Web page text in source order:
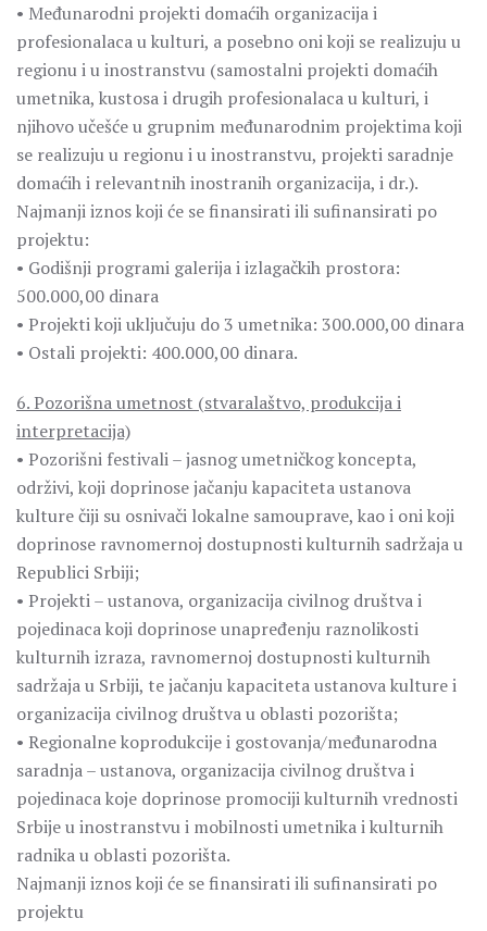
• Međunarodni projekti domaćih organizacija i
profesionalaca u kulturi, a posebno oni koji se realizuju u
regionu i u inostranstvu (samostalni projekti domaćih
umetnika, kustosa i drugih profesionalaca u kulturi, i
njihovo učešće u grupnim međunarodnim projektima koji
se realizuju u regionu i u inostranstvu, projekti saradnje
domaćih i relevantnih inostranih organizacija, i dr.).
Najmanji iznos koji će se finansirati ili sufinansirati po
projektu:
• Godišnji programi galerija i izlagačkih prostora:
500.000,00 dinara
• Projekti koji uključuju do 3 umetnika: 300.000,00 dinara
• Ostali projekti: 400.000,00 dinara.
6. Pozorišna umetnost (stvaralaštvo, produkcija i
interpretacija)
• Pozorišni festivali – jasnog umetničkog koncepta,
održivi, koji doprinose jačanju kapaciteta ustanova
kulture čiji su osnivači lokalne samouprave, kao i oni koji
doprinose ravnomernoj dostupnosti kulturnih sadržaja u
Republici Srbiji;
• Projekti – ustanova, organizacija civilnog društva i
pojedinaca koji doprinose unapređenju raznolikosti
kulturnih izraza, ravnomernoj dostupnosti kulturnih
sadržaja u Srbiji, te jačanju kapaciteta ustanova kulture i
organizacija civilnog društva u oblasti pozorišta;
• Regionalne koprodukcije i gostovanja/međunarodna
saradnja – ustanova, organizacija civilnog društva i
pojedinaca koje doprinose promociji kulturnih vrednosti
Srbije u inostranstvu i mobilnosti umetnika i kulturnih
radnika u oblasti pozorišta.
Najmanji iznos koji će se finansirati ili sufinansirati po
projektu